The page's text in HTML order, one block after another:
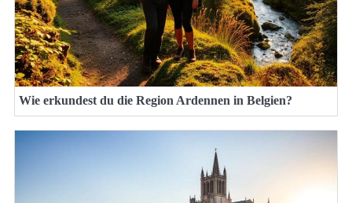
Wie erkundest du die Region Ardennen in Belgien?